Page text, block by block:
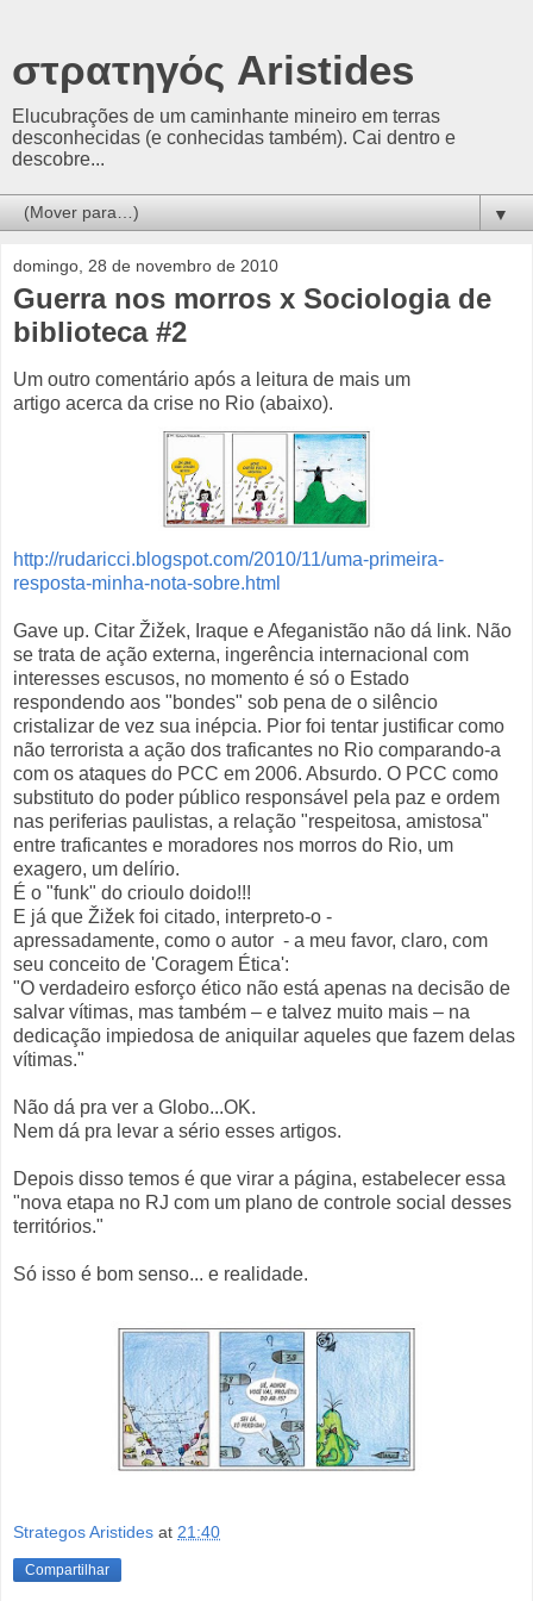
στρατηγός Aristides
Elucubrações de um caminhante mineiro em terras
desconhecidas (e conhecidas também). Cai dentro e
descobre...
▼
domingo, 28 de novembro de 2010
Guerra nos morros x Sociologia de
biblioteca #2
Um outro comentário após a leitura de mais um
artigo acerca da crise no Rio (abaixo).
http://rudaricci.blogspot.com/2010/11/uma-primeira-
resposta-minha-nota-sobre.html
Gave up. Citar Žižek, Iraque e Afeganistão não dá link. Não
se trata de ação externa, ingerência internacional com
interesses escusos, no momento é só o Estado
respondendo aos "bondes" sob pena de o silêncio
cristalizar de vez sua inépcia. Pior foi tentar justificar como
não terrorista a ação dos traficantes no Rio comparando-a
com os ataques do PCC em 2006. Absurdo. O PCC como
substituto do poder público responsável pela paz e ordem
nas periferias paulistas, a relação "respeitosa, amistosa"
entre traficantes e moradores nos morros do Rio, um
exagero, um delírio.
É o "funk" do crioulo doido!!!
E já que Žižek foi citado, interpreto-o -
apressadamente, como o autor - a meu favor, claro, com
seu conceito de 'Coragem Ética':
"O verdadeiro esforço ético não está apenas na decisão de
salvar vítimas, mas também – e talvez muito mais – na
dedicação impiedosa de aniquilar aqueles que fazem delas
vítimas."
Não dá pra ver a Globo...OK.
Nem dá pra levar a sério esses artigos.
Depois disso temos é que virar a página, estabelecer essa
"nova etapa no RJ com um plano de controle social desses
territórios."
Só isso é bom senso... e realidade.
Strategos Aristides at 21:40
Compartilhar